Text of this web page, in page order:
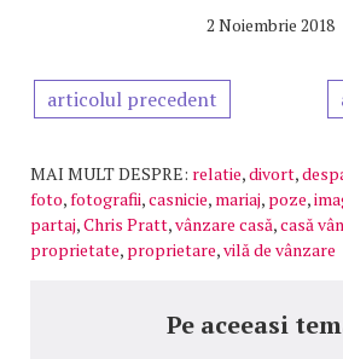
2 Noiembrie 2018
articolul precedent
MAI MULT DESPRE: relatie,divort,
foto,fotografii,casnicie, mariaj, poze,
partaj,Chris Pratt,vânzare casă,casă
proprietate, proprietare,vilă de vânzare
Pe aceeasi